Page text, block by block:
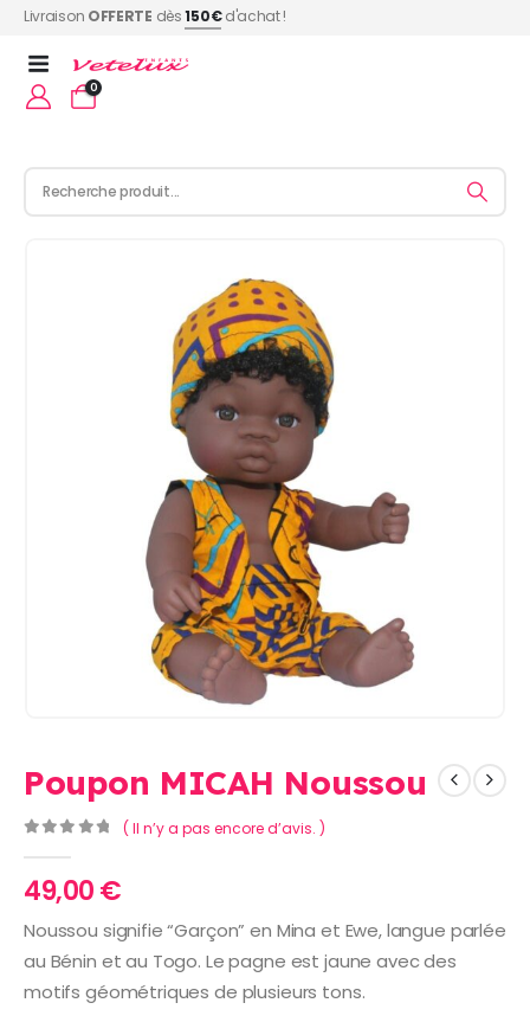
Livraison OFFERTE dès150€d'achat !
0
Poupon MICAH Noussou
( Il n’y a pas encore d’avis. )
49,00€
Noussou signifie “Garçon” en Mina et Ewe, langue parlée
au Bénin et au Togo. Le pagne est jaune avec des
motifs géométriques de plusieurs tons.